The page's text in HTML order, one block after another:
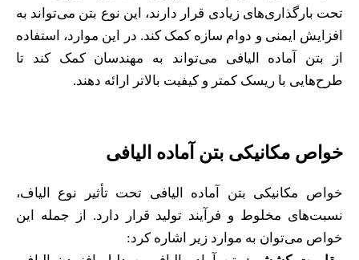
تحت بارگذاری‌های زیادی قرار دارند، این نوع بتن می‌تواند به
افزایش ایمنی و دوام سازه کمک کند. در این موارد، استفاده
از بتن آماده الیافی می‌تواند به مهندسان کمک کند تا
طرح‌هایی با ریسک کمتر و کیفیت بالاتر ارائه دهند.
خواص مکانیکی بتن آماده الیافی
خواص مکانیکی بتن آماده الیافی تحت تأثیر نوع الیاف،
نسبت‌های مخلوط و فرآیند تولید قرار دارد. از جمله این
خواص می‌توان به موارد زیر اشاره کرد: